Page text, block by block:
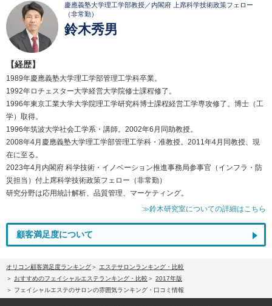
慶應義塾大学理工学部教授／内閣府 上席科学技術政策フェロー
（非常勤）
鈴木秀男
【経歴】
1989年慶應義塾大学理工学部管理工学科卒業。
1992年ロチェスター大学経営大学院修士課程修了。
1996年東京工業大学大学院理工学研究科博士課程経営工学専攻修了。博士（工
学）取得。
1996年筑波大学社会工学系・講師。2002年6月同助教授。
2008年4月慶應義塾大学理工学部管理工学科・准教授。2011年4月同教授、現
在に至る。
2023年4月内閣府 科学技術・イノベーション推進事務局参事官（インフラ・防
災担当）付上席科学技術政策フェロー（非常勤）
研究分野は応用統計解析、品質管理、マーケティング。
≫鈴木研究室についての詳細はこちら
顧客満足度について
オリコン顧客満足度ランキング
エステサロンランキング・比較
おすすめのフェイシャルエステランキング・比較
2017年版
フェイシャルエステのサロンの雰囲気ランキング・口コミ情報